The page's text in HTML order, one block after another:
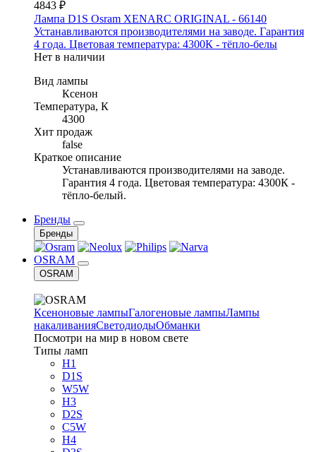
4843 ₽
Лампа D1S Osram XENARC ORIGINAL - 66140
Устанавливаются производителями на заводе. Гарантия
4 года. Цветовая температура: 4300К - тёпло-белы
Нет в наличии
Вид лампы
Ксенон
Температура, К
4300
Хит продаж
false
Краткое описание
Устанавливаются производителями на заводе.
Гарантия 4 года. Цветовая температура: 4300К -
тёпло-белый.
Бренды
Бренды
OSRAM
OSRAM
Ксеноновые лампыГалогеновые лампыЛампы
накаливанияСветодиодыОбманки
Посмотри на мир в новом свете
Типы ламп
H1
D1S
W5W
H3
D2S
C5W
H4